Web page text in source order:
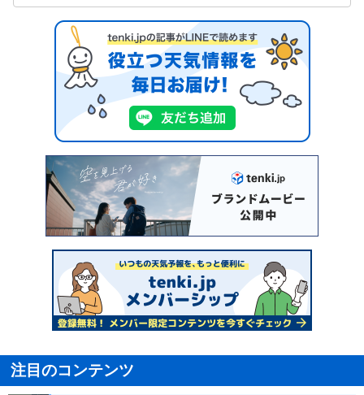
注目のコンテンツ